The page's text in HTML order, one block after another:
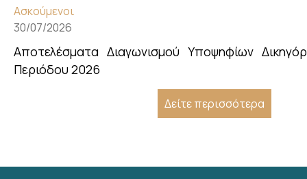
Ασκούμενοι
30/07/2026
Αποτελέσματα Διαγωνισμού Υποψηφίων
Περιόδου 2026
Δείτε περισσότερα